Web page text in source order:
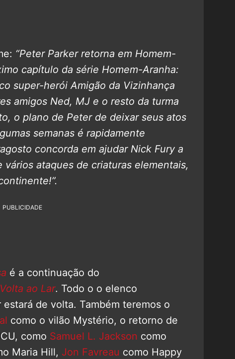
“Peter Parker retorna em Homem-
capítulo da série Homem-Aranha:
super-herói Amigão da Vizinhança
amigos Ned, MJ e o resto da turma
o plano de Peter de deixar seus atos
semanas é rapidamente
concorda em ajudar Nick Fury a
ataques de criaturas elementais,
PUBLICIDADE
é a continuação do
ao Lar. Todo o o elenco
de volta. Também teremos o
como o vilão Mystério, o retorno de
como Samuel L. Jackson como
Maria Hill, Jon Favreau como Happy